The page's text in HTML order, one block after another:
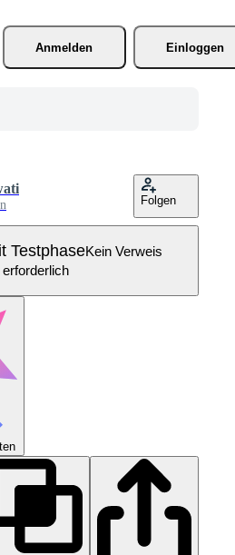
Anmelden
Einloggen
Folgen
TestphaseKein Verweis
erforderlich